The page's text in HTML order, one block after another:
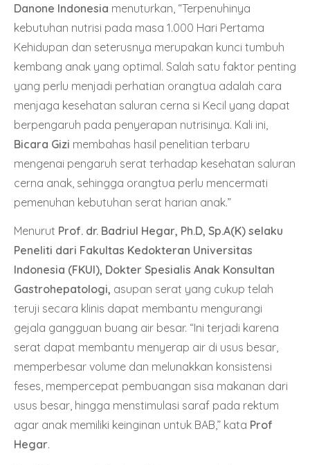
Danone Indonesia menuturkan, “Terpenuhinya
kebutuhan nutrisi pada masa 1.000 Hari Pertama
Kehidupan dan seterusnya merupakan kunci tumbuh
kembang anak yang optimal. Salah satu faktor penting
yang perlu menjadi perhatian orangtua adalah cara
menjaga kesehatan saluran cerna si Kecil yang dapat
berpengaruh pada penyerapan nutrisinya. Kali ini,
Bicara Gizi membahas hasil penelitian terbaru
mengenai pengaruh serat terhadap kesehatan saluran
cerna anak, sehingga orangtua perlu mencermati
pemenuhan kebutuhan serat harian anak.”
Menurut Prof. dr. Badriul Hegar, Ph.D, Sp.A(K) selaku
Peneliti dari Fakultas Kedokteran Universitas
Indonesia (FKUI), Dokter Spesialis Anak Konsultan
Gastrohepatologi, asupan serat yang cukup telah
teruji secara klinis dapat membantu mengurangi
gejala gangguan buang air besar. “Ini terjadi karena
serat dapat membantu menyerap air di usus besar,
memperbesar volume dan melunakkan konsistensi
feses, mempercepat pembuangan sisa makanan dari
usus besar, hingga menstimulasi saraf pada rektum
agar anak memiliki keinginan untuk BAB,” kata Prof
Hegar.